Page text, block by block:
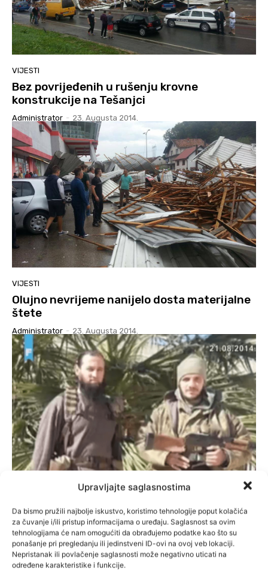
Upravljajte saglasnostima
Da bismo pružili najbolje iskustvo, koristimo tehnologije poput kolačića
za čuvanje i/ili pristup informacijama o uređaju. Saglasnost sa ovim
tehnologijama će nam omogućiti da obrađujemo podatke kao što su
ponašanje pri pregledanju ili jedinstveni ID-ovi na ovoj veb lokaciji.
Nepristanak ili povlačenje saglasnosti može negativno uticati na
određene karakteristike i funkcije.
VIJESTI
Bez povrijeđenih u rušenju krovne
konstrukcije na Tešanjci
Administrator - 23. Augusta 2014.
VIJESTI
Olujno nevrijeme nanijelo dosta materijalne
štete
Administrator - 23. Augusta 2014.
VIDEO: SIPA istražuje i odlazak tešnjaka na
ratišta u Siriju i Irak
Administrator - 22. Augusta 2014.